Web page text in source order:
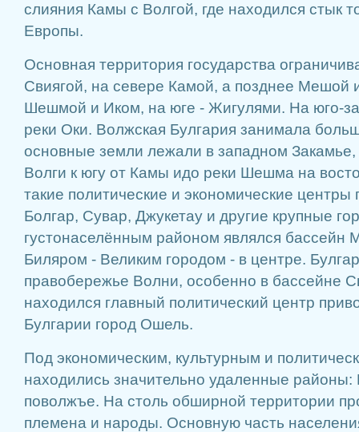
слияния Камы с Волгой, где находился стык
Европы.
Основная территория государства
Свиягой, на севере Камой, а позднее Мешой
Шешмой и Иком, на юге - Жигулями. На юго-
реки Оки. Волжская Булгария занимала
основные земли лежали в западном
Волги к югу от Камы идо реки Шешма на
такие политические и экономические центры
Болгар, Сувар, Джукетау и другие крупные
густонаселённым районом являлся бассейн
Биляром - Великим городом - в центре.
правобережье Волни, особенно в бассейне
находился главный политический центр
Булгарии город Ошель.
Под экономическим, культурным и
находились значительно удаленные
поволжъе. На столь обширной территории
племена и народы. Основную часть